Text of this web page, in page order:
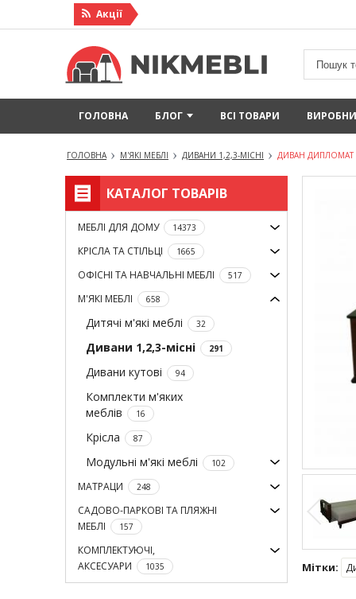
Акцiї
ГОЛОВНА БЛОГ ВСІ ТОВАРИ
ГОЛОВНА М'ЯКІ МЕБЛІ ДИВАНИ 1,2,3-МІСНІ ДИВАН ДИПЛОМАТ
КАТАЛОГ ТОВАРІВ
МЕБЛІ ДЛЯ ДОМУ 14373
КРІСЛА ТА СТІЛЬЦІ 1665
ОФІСНІ ТА НАВЧАЛЬНІ МЕБЛІ 517
М'ЯКІ МЕБЛІ 658
Дитячі м'які меблі 32
Дивани 1,2,3-місні 291
Дивани кутові 94
Комплекти м'яких
меблів
16
Крісла 87
Модульні м'які меблі 102
МАТРАЦИ 248
САДОВО-ПАРКОВІ ТА ПЛЯЖНІ
МЕБЛІ
157
КОМПЛЕКТУЮЧІ,
АКСЕСУАРИ
1035 Мітки: